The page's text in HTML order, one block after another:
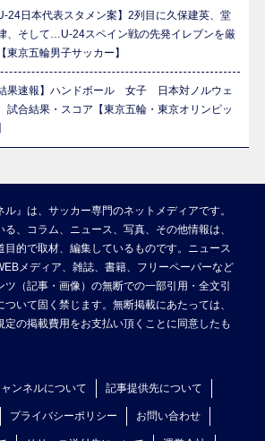
U-24日本代表スタメン案】2列目に久保建英、堂
、そして…U-24スペイン戦の先発イレブンを厳
東京五輪男子サッカー】
結果速報】ハンドボール 女子 日本対ノルウェ
合結果・スコア【東京五輪・東京オリンピッ
ル』は、サッカー専門のネットメディアです。
、コラム、ニュース、写真、その他情報は、
目的で取材、編集しているものです。ニュース
メディア、雑誌、書籍、フリーペーパーなど
ツ（記事・画像）の無断での一部引用・全文引
いて固く禁じます。無断掲載にあたっては、
定の掲載費用をお支払い頂くことに同意したも
ンネルについて 記事提供先について
プライバシーポリシー お問い合わせ